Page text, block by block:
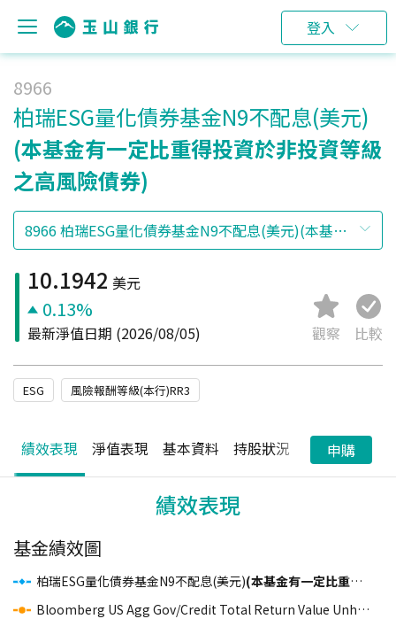
登入
8966
柏瑞ESG量化債券基金N9不配息(美元)
(本基金有一定比重得投資於非投資等級
之高風險債券)
10.1942 美元
0.13%
最新淨值日期 (2026/08/05) 觀察 比較
ESG 風險報酬等級(本行)RR3
績效表現 淨值表現 基本資料 持股狀況 配息狀況
申購
績效表現
基金績效圖
柏瑞ESG量化債券基金N9不配息(美元)(本基金有一定比重得投資於非投資等級之高風險債券)
Bloomberg US Agg Gov/Credit Total Return Value Unhedged USD